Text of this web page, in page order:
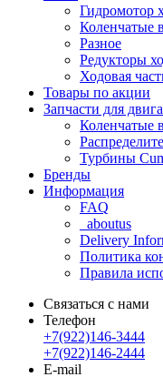
Гидромотор
Коленчатые
Разное
Редукторы
Ходовая
Товары по акции
Запчасти для
Коленчатые
Турбины
Бренды
Информация
FAQ
_aboutus
Delivery
Политика
Правила
Связаться с нами
Телефон
+7(922)146-3444
+7(922)146-2444
E-mail